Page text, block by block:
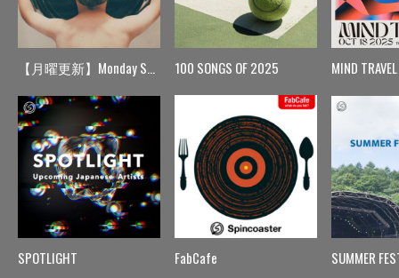
【月曜更新】Monday Spin
SPOTLIGHT
100 SONGS OF 2025
FabCafe
MIND TRAVEL
SUMMER